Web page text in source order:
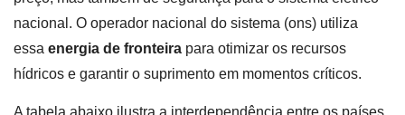
nacional. O operador nacional do sistema (ons) utiliza
essa energia de fronteira para otimizar os recursos
hídricos e garantir o suprimento em momentos críticos.